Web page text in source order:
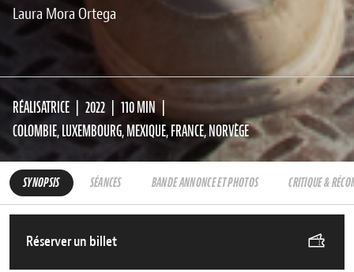
Laura Mora Ortega
RÉALISATRICE 2022
110 MIN
COLOMBIE, LUXEMBOURG, MEXIQUE, FRANCE, NORVÈGE
SYNOPSIS SÉANCES BANDE ANNONCE ET PHOTOS CRITIQUE &
Réserver un billet